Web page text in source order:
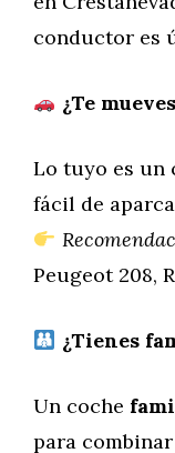
conductor es
¿Te
Lo tuyo es un
fácil de
Peugeot 208,
¿Tienes
Un coche
para